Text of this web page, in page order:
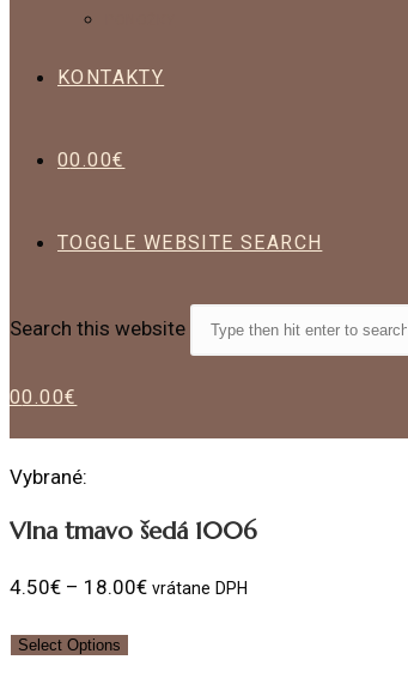
KONTAKTY
00.00€
TOGGLE WEBSITE SEARCH
Search this website
00.00€
Vybrané:
Vlna tmavo šedá 1006
4.50€ – 18.00€ vrátane DPH
Select Options